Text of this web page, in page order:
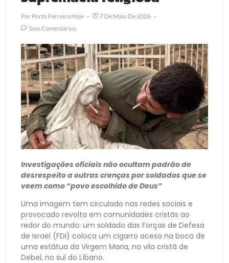
Por Porto Ferreira Hoje
7 De Maio De 2026
Sem Comentários
Investigações oficiais não ocultam padrão de
desrespeito a outras crenças por soldados que se
veem como “povo escolhido de Deus”
Uma imagem tem circulado nas redes sociais e
provocado revolta em comunidades cristãs ao
redor do mundo: um soldado das Forças de Defesa
de Israel (FDI) coloca um cigarro aceso na boca de
uma estátua da Virgem Maria, na vila cristã de
Debel, no sul do Líbano.